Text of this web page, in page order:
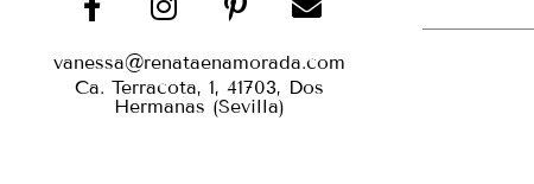
vanessa@renataenamorada.com
Ca. Terracota, 1, 41703, Dos
Hermanas (Sevilla)